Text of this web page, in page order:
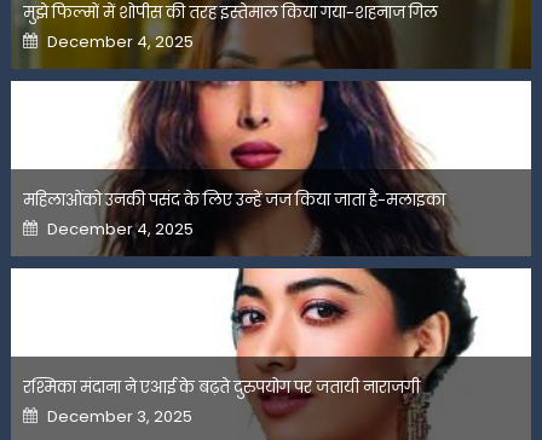
मुझे फिल्मों में शोपीस की तरह इस्तेमाल किया गया-शहनाज गिल
Posted
on
December 4, 2025
महिलाओंको उनकी पसंद के लिए उन्हें जज किया जाता है-मलाइका
Posted
on
December 4, 2025
रश्मिका मंदाना ने एआई के बढ़ते दुरुपयोग पर जतायी नाराजगी
Posted
on
December 3, 2025